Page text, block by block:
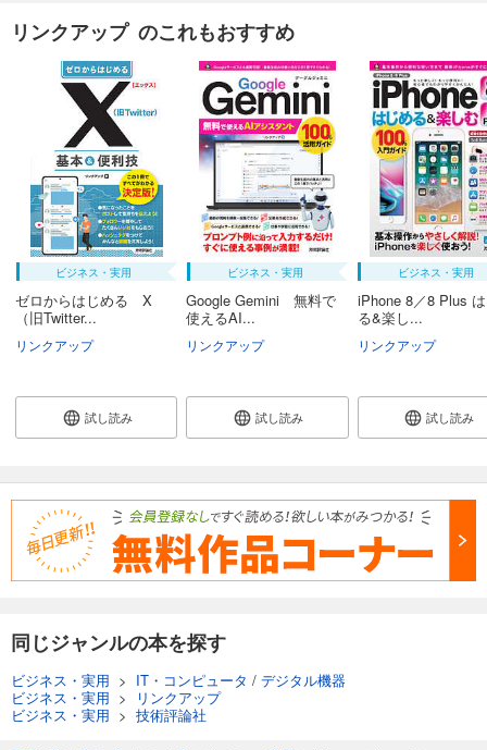
リンクアップ のこれもおすすめ
ビジネス・実用
ゼロからはじめる X
（旧Twitter...
リンクアップ
試し読み
ビジネス・実用
Google Gemini 無料で
使えるAI...
リンクアップ
試し読み
ビジネス・実用
iPhone 8／8 Plus
る&楽し...
リンクアップ
試し読み
同じジャンルの本を探す
ビジネス・実用 > IT・コンピュータ / デジタル機器
ビジネス・実用 >
リンクアップ
ビジネス・実用 > 技術評論社